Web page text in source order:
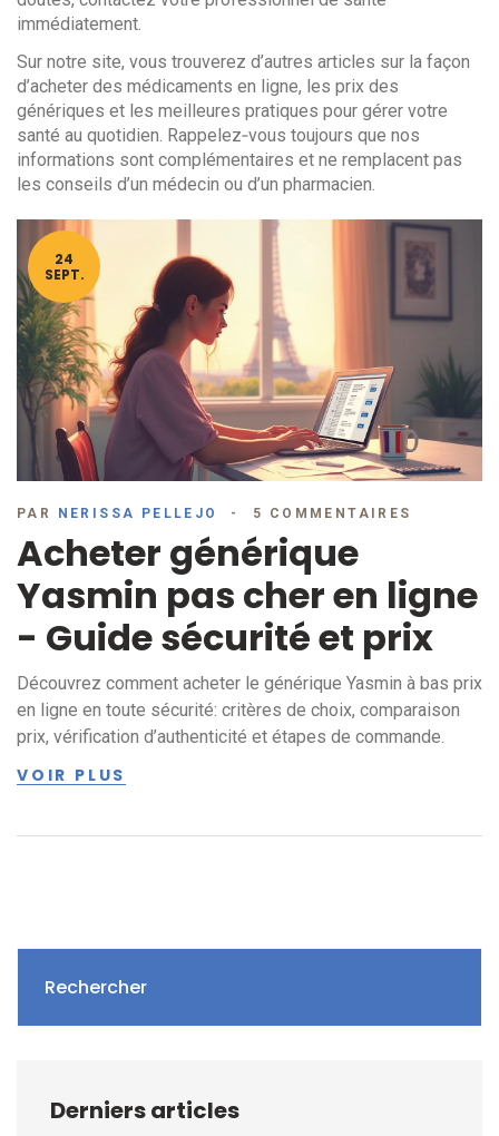
immédiatement.
Sur notre site, vous trouverez d’autres articles sur la façon
d’acheter des médicaments en ligne, les prix des
génériques et les meilleures pratiques pour gérer votre
santé au quotidien. Rappelez‑vous toujours que nos
informations sont complémentaires et ne remplacent pas
les conseils d’un médecin ou d’un pharmacien.
24
SEPT.
PAR NERISSA PELLEJO 5 COMMENTAIRES
Acheter générique
Yasmin pas cher en ligne
- Guide sécurité et prix
Découvrez comment acheter le générique Yasmin à bas prix
en ligne en toute sécurité: critères de choix, comparaison
prix, vérification d’authenticité et étapes de commande.
VOIR PLUS
Rechercher
Derniers articles